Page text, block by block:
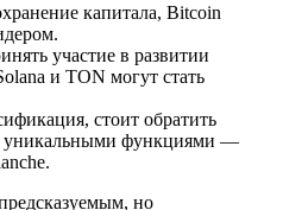
капитала, Bitcoin
участие в развитии
и TON могут стать
стоит обратить
уникальными функциями —
но